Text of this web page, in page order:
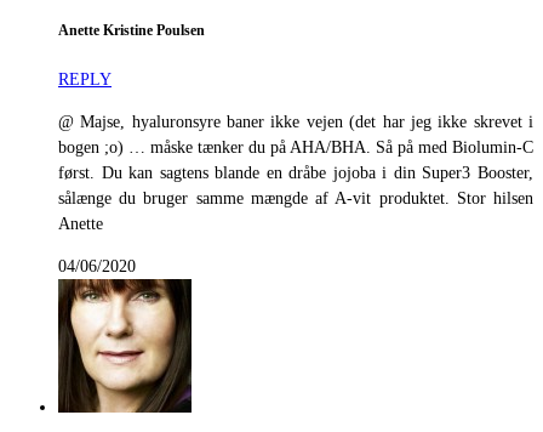
Anette Kristine Poulsen
REPLY
@ Majse, hyaluronsyre baner ikke vejen (det har jeg ikke skrevet i
bogen ;o) … måske tænker du på AHA/BHA. Så på med Biolumin-C
først. Du kan sagtens blande en dråbe jojoba i din Super3 Booster,
sålænge du bruger samme mængde af A-vit produktet. Stor hilsen
Anette
04/06/2020